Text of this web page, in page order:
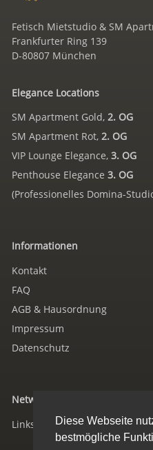
Diese Webseite
bestmögliche
Fetisch Mietstudio & SM
Frankfurter Ring 139
D-80807 München
Elegance Locations
SM Apartment Gold, 2. OG
SM Apartment Rot, 2. OG
VIP Lounge Elegance, 3. OG
Penthouse Elegance 3. OG
(Professionelles Domina-
Informationen
Kontakt
FAQ
AGB & Hausordnung
Impressum
Datenschutz
Networking
Links/Verweise